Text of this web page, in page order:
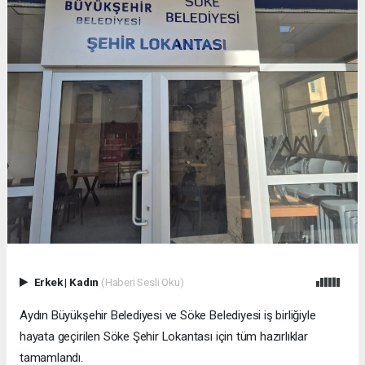
Erkek| Kadın (Haberi Sesli Oku)
Aydın Büyükşehir Belediyesi ve Söke Belediyesi iş birliğiyle
hayata geçirilen Söke Şehir Lokantası için tüm hazırlıklar
tamamlandı.